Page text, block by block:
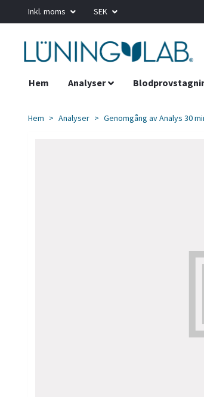
Inkl. moms SEK
Hem Analyser
Hem Analyser Genomgång av Analys 30